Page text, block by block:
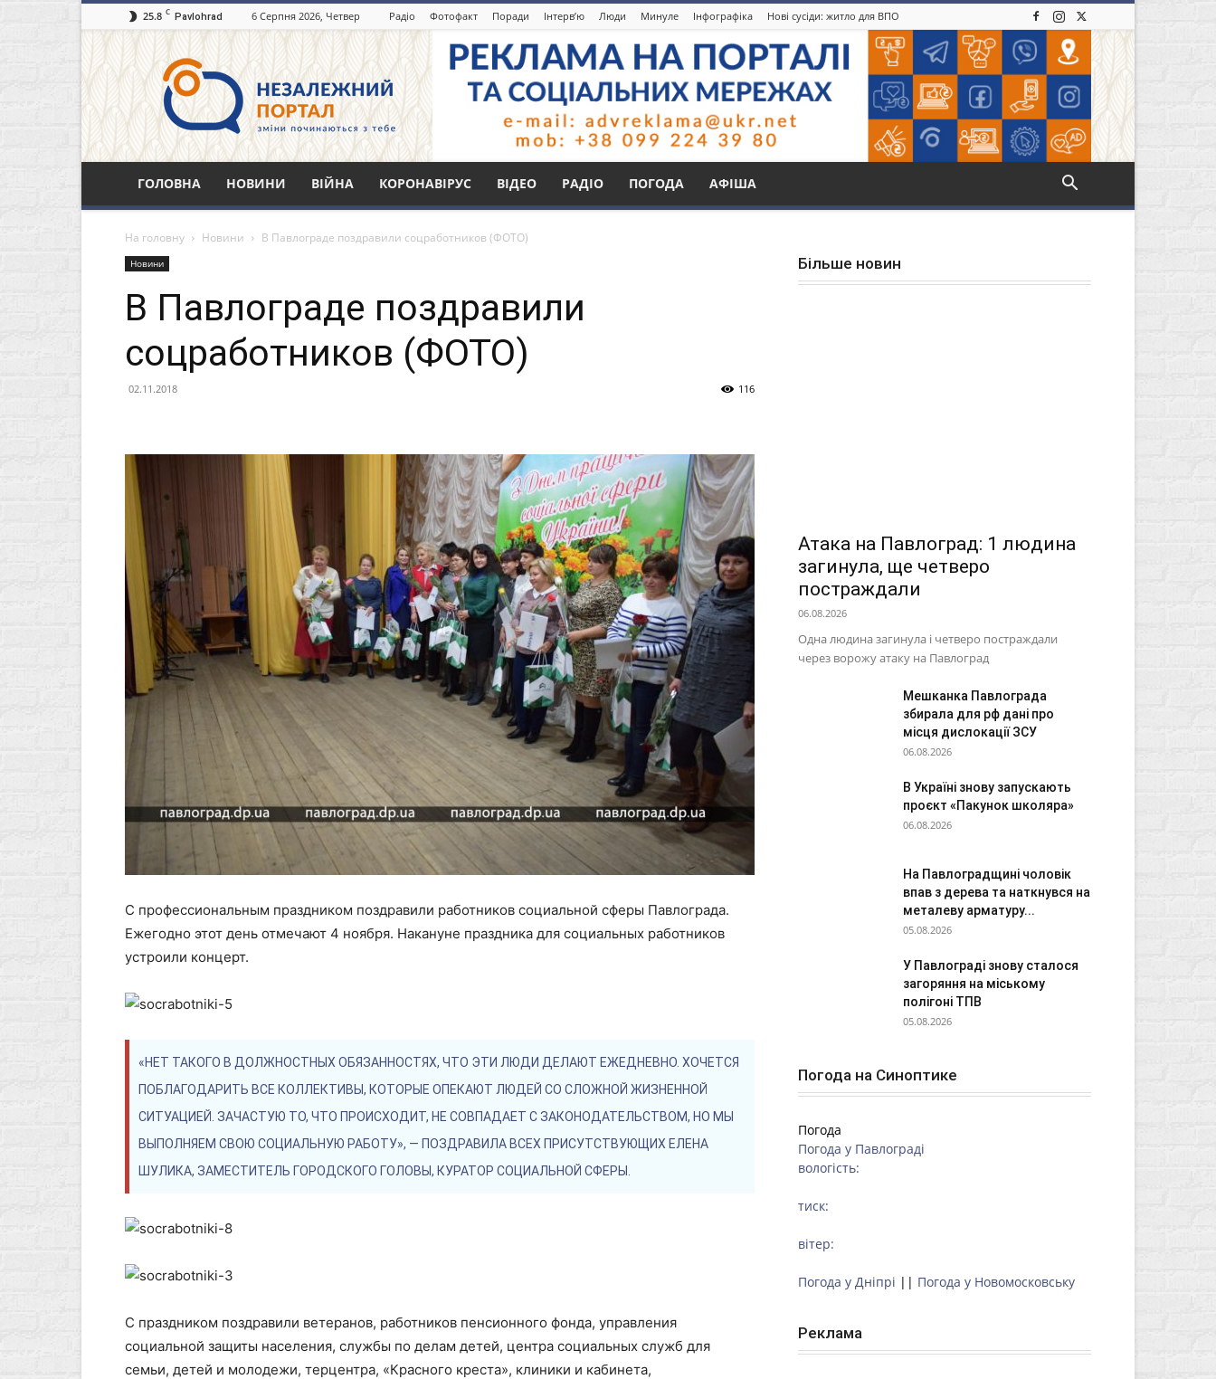
25.8 C Pavlohrad 6 Серпня 2026, Четвер Радіо Фотофакт Поради Інтерв’ю Люди Минуле Інфографіка Нові сусіди: житло для ВПО
Незалежний
портал
Павлоград.dp.ua
ГОЛОВНА НОВИНИ ВІЙНА КОРОНАВІРУС ВІДЕО РАДІО ПОГОДА АФІША
На головну Новини В Павлограде поздравили соцработников (ФОТО)
Новини
В Павлограде поздравили
соцработников (ФОТО)
02.11.2018 116
С профессиональным праздником поздравили работников социальной сферы Павлограда.
Ежегодно этот день отмечают 4 ноября. Накануне праздника для социальных работников
устроили концерт.
«НЕТ ТАКОГО В ДОЛЖНОСТНЫХ ОБЯЗАННОСТЯХ, ЧТО ЭТИ ЛЮДИ ДЕЛАЮТ ЕЖЕДНЕВНО. ХОЧЕТСЯ
ПОБЛАГОДАРИТЬ ВСЕ КОЛЛЕКТИВЫ, КОТОРЫЕ ОПЕКАЮТ ЛЮДЕЙ СО СЛОЖНОЙ ЖИЗНЕННОЙ
СИТУАЦИЕЙ. ЗАЧАСТУЮ ТО, ЧТО ПРОИСХОДИТ, НЕ СОВПАДАЕТ С ЗАКОНОДАТЕЛЬСТВОМ, НО МЫ
ВЫПОЛНЯЕМ СВОЮ СОЦИАЛЬНУЮ РАБОТУ», — ПОЗДРАВИЛА ВСЕХ ПРИСУТСТВУЮЩИХ ЕЛЕНА
ШУЛИКА, ЗАМЕСТИТЕЛЬ ГОРОДСКОГО ГОЛОВЫ, КУРАТОР СОЦИАЛЬНОЙ СФЕРЫ.
С праздником поздравили ветеранов, работников пенсионного фонда, управления
социальной защиты населения, службы по делам детей, центра социальных служб для
семьи, детей и молодежи, терцентра, «Красного креста», клиники и кабинета,
Більше новин
Атака на Павлоград: 1 людина
загинула, ще четверо
постраждали
06.08.2026
Одна людина загинула і четверо постраждали
через ворожу атаку на Павлоград
Мешканка Павлограда
збирала для рф дані про
місця дислокації ЗСУ
06.08.2026
В Україні знову запускають
проєкт «Пакунок школяра»
06.08.2026
На Павлоградщині чоловік
впав з дерева та наткнувся на
металеву арматуру...
05.08.2026
У Павлограді знову сталося
загоряння на міському
полігоні ТПВ
05.08.2026
Погода на Синоптике
Погода
Погода у Павлограді
вологість:
тиск:
вітер:
Погода у Дніпрі || Погода у Новомосковську
Реклама